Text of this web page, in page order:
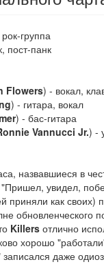
группа
пост-панк
Flowers) - вокал,
) - гитара, вокал
) - бас-гитара
Vannucci Jr.) -
назвавшиеся в
"Пришел, увидел,
приняли как своих)
обновленческого
Killers отлично
хорошо
даже